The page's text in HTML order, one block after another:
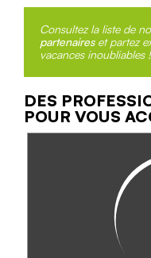
Consultez la liste de
partenaires et partez
vacances inoubliables !
DES
POUR VOUS